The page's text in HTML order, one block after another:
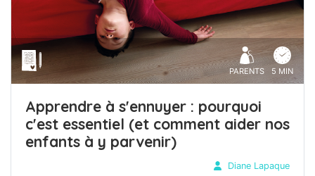
PARENTS 5 MIN
Apprendre à s'ennuyer : pourquoi
c'est essentiel (et comment aider nos
enfants à y parvenir)
Diane Lapaque